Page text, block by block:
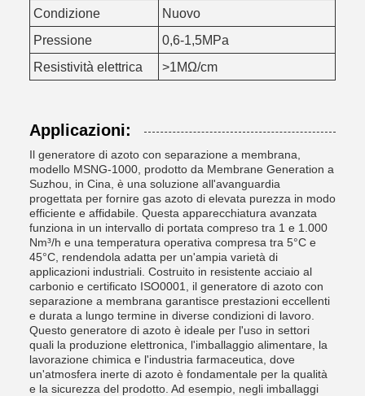
Condizione
Nuovo
Pressione
0,6-1,5MPa
Resistività elettrica
>1MΩ/cm
Applicazioni:
Il generatore di azoto con separazione a membrana,
modello MSNG-1000, prodotto da Membrane Generation a
Suzhou, in Cina, è una soluzione all'avanguardia
progettata per fornire gas azoto di elevata purezza in modo
efficiente e affidabile. Questa apparecchiatura avanzata
funziona in un intervallo di portata compreso tra 1 e 1.000
Nm³/h e una temperatura operativa compresa tra 5°C e
45°C, rendendola adatta per un'ampia varietà di
applicazioni industriali. Costruito in resistente acciaio al
carbonio e certificato ISO0001, il generatore di azoto con
separazione a membrana garantisce prestazioni eccellenti
e durata a lungo termine in diverse condizioni di lavoro.
Questo generatore di azoto è ideale per l'uso in settori
quali la produzione elettronica, l'imballaggio alimentare, la
lavorazione chimica e l'industria farmaceutica, dove
un'atmosfera inerte di azoto è fondamentale per la qualità
e la sicurezza del prodotto. Ad esempio, negli imballaggi